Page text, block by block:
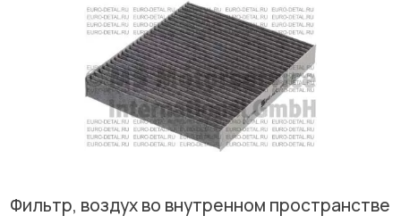
Фильтр, воздух во внутренном пространстве